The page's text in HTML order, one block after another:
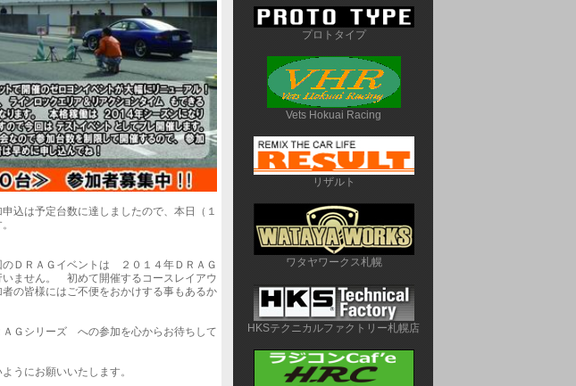
は予定台数に達しましたので、本日（１
ＤＲＡＧイベントは ２０１４年ＤＲＡＧ
ません。 初めて開催するコースレイアウ
の皆様にはご不便をおかけする事もあるか
Ｇシリーズ への参加を心からお待ちして
うにお願いいたします。
プロトタイプ
Vets Hokuai Racing
リザルト
ワタヤワークス札幌
HKSテクニカルファクトリー札幌店